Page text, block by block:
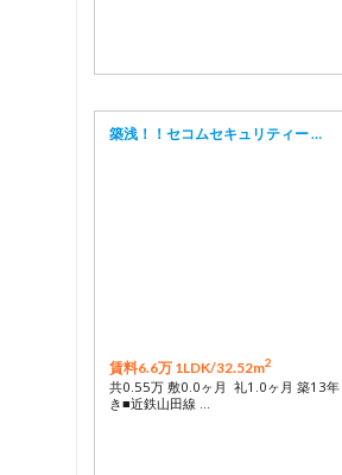
築浅！！セコムセキュリティー …
賃料6.6万 1LDK/32.52m2
共0.55万 敷0.0ヶ月 礼1.0ヶ月 築13
き■近鉄山田線 …